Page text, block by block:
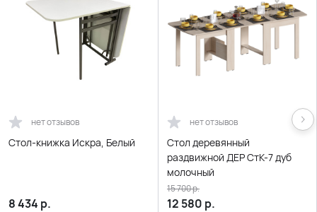
нет отзывов
Стол-книжка Искра, Белый
8 434 р.
нет отзывов
Стол деревянный
раздвижной ДЕР СтК-7 дуб
молочный
12 580 р.
15 700р.